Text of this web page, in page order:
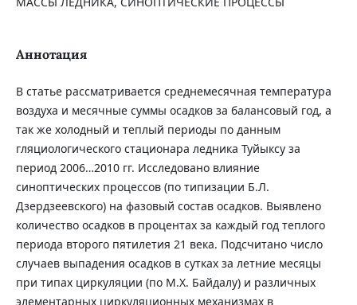
Аннотация
В статье рассматривается среднемесячная температура
воздуха и месячные суммы осадков за балансовый год, а
так же холодный и теплый периоды по данным
гляциологического стационара ледника Туйыксу за
период 2006…2010 гг. Исследовано влияние
синоптических процессов (по типизации Б.Л.
Дзердзеевского) на фазовый состав осадков. Выявлено
количество осадков в процентах за каждый год теплого
периода второго пятилетия 21 века. Подсчитано число
случаев выпадения осадков в сутках за летние месяцы
при типах циркуляции (по М.Х. Байдалу) и различных
элементарных циркуляционных механизмах в